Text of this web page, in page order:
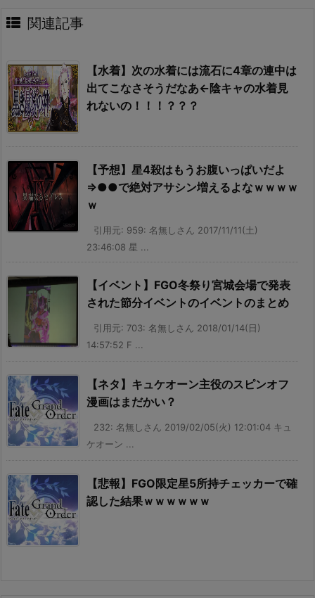
関連記事
【水着】次の水着には流石に4章の連中は
出てこなさそうだなあ←陰キャの水着見
れないの！！！？？？
【予想】星4殺はもうお腹いっぱいだよ
⇒●●で絶対アサシン増えるよなｗｗｗｗ
ｗ
引用元: 959: 名無しさん 2017/11/11(土)
23:46:08 星 ...
【イベント】FGO冬祭り宮城会場で発表
された節分イベントのイベントのまとめ
引用元: 703: 名無しさん 2018/01/14(日)
14:57:52 F ...
【ネタ】キュケオーン主役のスピンオフ
漫画はまだかい？
232: 名無しさん 2019/02/05(火) 12:01:04 キュ
ケオーン ...
【悲報】FGO限定星5所持チェッカーで確
認した結果ｗｗｗｗｗｗ